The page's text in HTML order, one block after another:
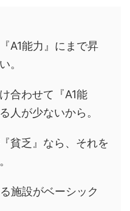
A1能力』にまで昇
。
合わせて『A1能
人が少ないから。
貧乏』なら、それを
施設がベーシック